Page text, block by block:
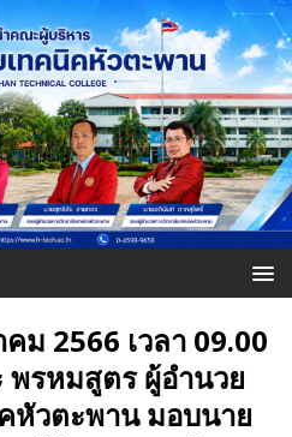
ม 2566 เวลา 09.00
รหมสูตร ผู้อำนวย
หัวตะพาน มอบนาย